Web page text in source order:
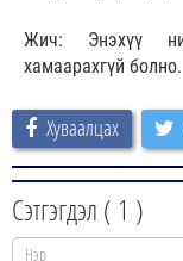
Жич: Энэхүү
хамаарахгүй болно.
Хуваалцах
Сэтгэгдэл ( 1 )